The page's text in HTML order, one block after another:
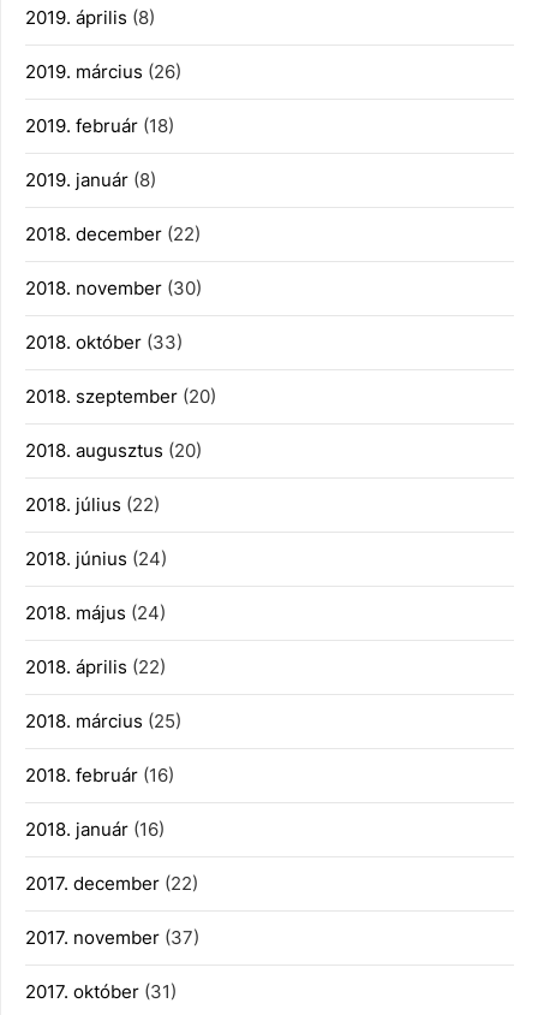
2019. április (8)
2019. március (26)
2019. február (18)
2019. január (8)
2018. december (22)
2018. november (30)
2018. október (33)
2018. szeptember (20)
2018. augusztus (20)
2018. július (22)
2018. június (24)
2018. május (24)
2018. április (22)
2018. március (25)
2018. február (16)
2018. január (16)
2017. december (22)
2017. november (37)
2017. október (31)